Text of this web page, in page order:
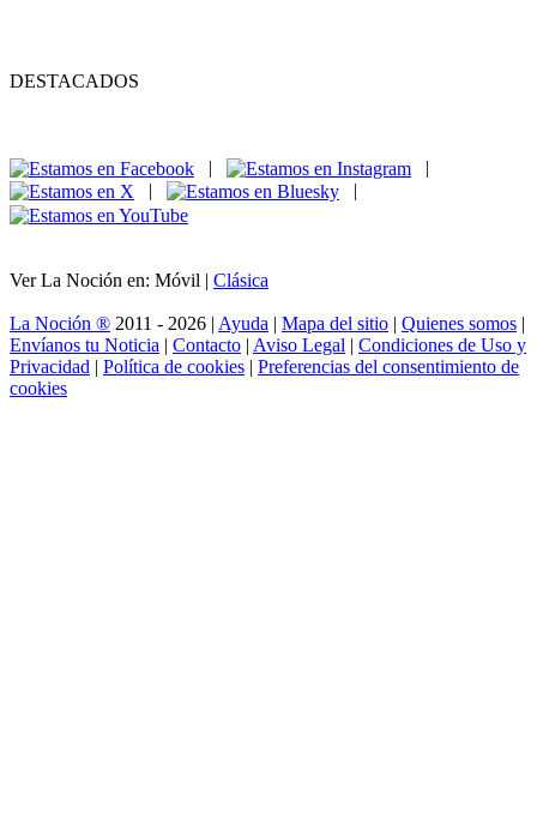
DESTACADOS
|
|
|
|
Ver La Noción en: Móvil | Clásica
La Noción ® 2011 - 2026 | Ayuda | Mapa del sitio | Quienes somos |
Envíanos tu Noticia | Contacto | Aviso Legal | Condiciones de Uso y
Privacidad | Política de cookies | Preferencias del consentimiento de
cookies